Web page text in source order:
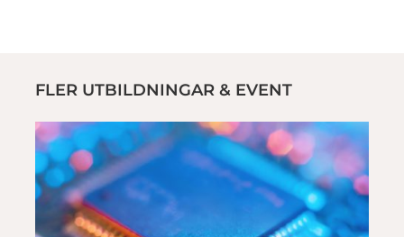
FLER UTBILDNINGAR & EVENT